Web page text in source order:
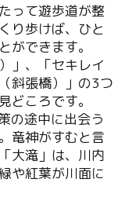
って遊歩道が整
り歩けば、ひと
ができます。
」、「セキレイ
斜張橋）」の3つ
どころです。
の途中に出会う
竜神がすむと言
大滝」は、川内
や紅葉が川面に